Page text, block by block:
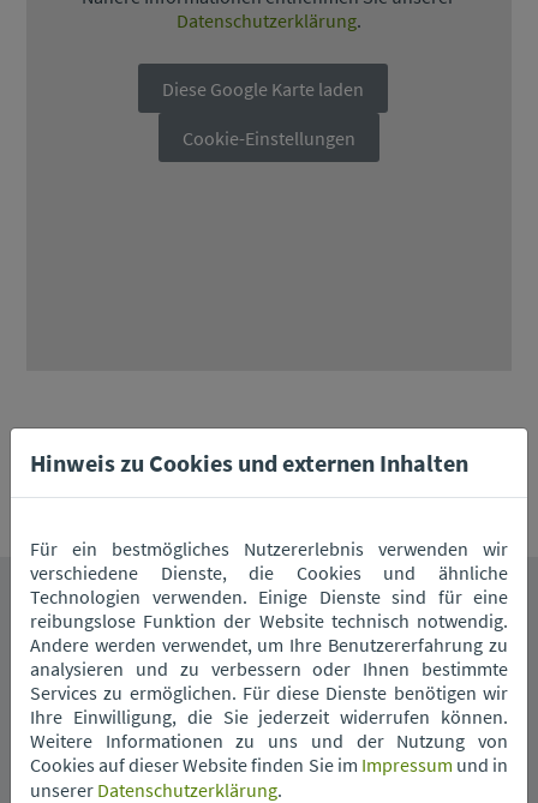
Datenschutzerklärung.
Diese Google Karte laden
Cookie-Einstellungen
Entsorgungszentrum Straubing
Das könnte Sie auch interessieren.
Hinweis zu Cookies und externen Inhalten
Für ein bestmögliches Nutzererlebnis verwenden wir
verschiedene Dienste, die Cookies und ähnliche
Technologien verwenden. Einige Dienste sind für eine
reibungslose Funktion der Website technisch notwendig.
Andere werden verwendet, um Ihre Benutzererfahrung zu
analysieren und zu verbessern oder Ihnen bestimmte
Services zu ermöglichen. Für diese Dienste benötigen wir
Ihre Einwilligung, die Sie jederzeit widerrufen können.
Weitere Informationen zu uns und der Nutzung von
Cookies auf dieser Website finden Sie im Impressum und in
unserer Datenschutzerklärung.